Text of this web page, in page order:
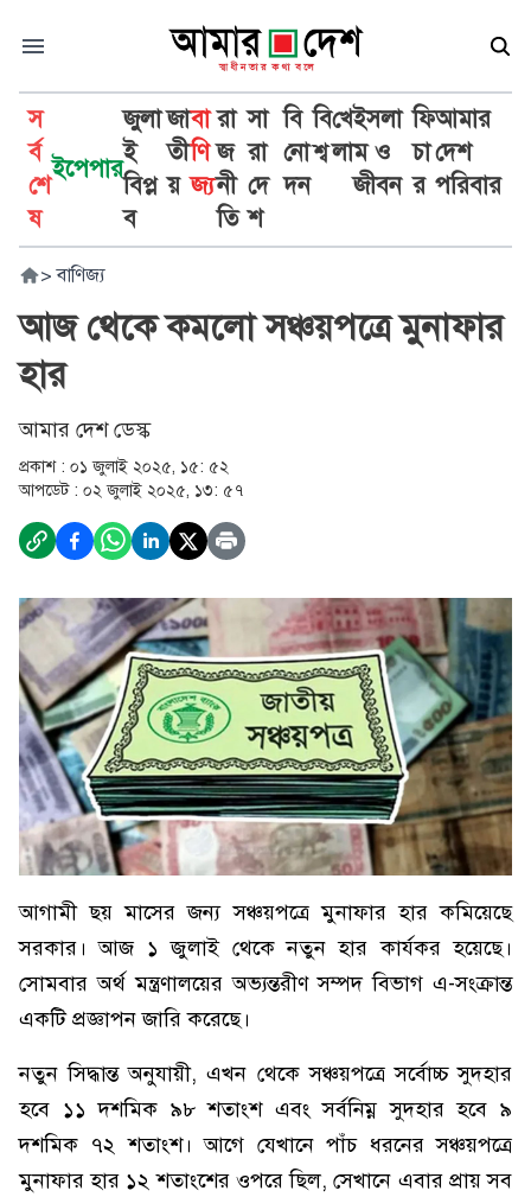
স
র্ব
শে
ষ
ইপেপার
জুলা
ই
বিপ্ল
ব
জা
তী
য়
বা
ণি
জ্য
রা
জ
নী
তি
সা
রা
দে
শ
বি
নো
দন
বি
শ্ব
খে
লা
ইসলা
ম ও
জীবন
ফি
চা
র
আমার
দেশ
পরিবার
> বাণিজ্য
আজ থেকে কমলো সঞ্চয়পত্রে মুনাফার
হার
আমার দেশ ডেস্ক
প্রকাশ : ০১ জুলাই ২০২৫, ১৫: ৫২
আপডেট : ০২ জুলাই ২০২৫, ১৩: ৫৭
আগামী ছয় মাসের জন্য সঞ্চয়পত্রে মুনাফার হার কমিয়েছে
সরকার। আজ ১ জুলাই থেকে নতুন হার কার্যকর হয়েছে।
সোমবার অর্থ মন্ত্রণালয়ের অভ্যন্তরীণ সম্পদ বিভাগ এ-সংক্রান্ত
একটি প্রজ্ঞাপন জারি করেছে।
নতুন সিদ্ধান্ত অনুযায়ী, এখন থেকে সঞ্চয়পত্রে সর্বোচ্চ সুদহার
হবে ১১ দশমিক ৯৮ শতাংশ এবং সর্বনিম্ন সুদহার হবে ৯
দশমিক ৭২ শতাংশ। আগে যেখানে পাঁচ ধরনের সঞ্চয়পত্রে
মুনাফার হার ১২ শতাংশের ওপরে ছিল, সেখানে এবার প্রায় সব